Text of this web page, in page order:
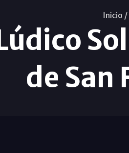
Inicio /
de San